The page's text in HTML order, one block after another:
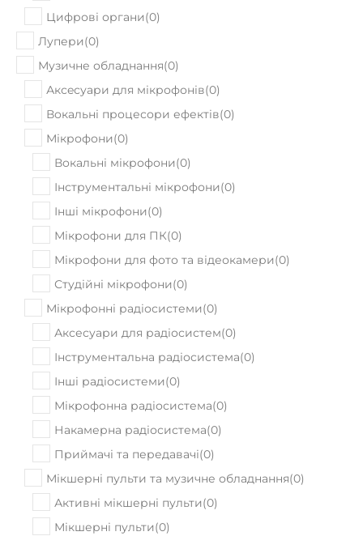
Цифрові органи(0)
Лупери(0)
Музичне обладнання(0)
Аксeсуари для мікрофонів(0)
Вокальні процесори ефектів(0)
Мікрофони(0)
Вокальні мікрофони(0)
Інструментальні мікрофони(0)
Інші мікрофони(0)
Мікрофони для ПК(0)
Мікрофони для фото та відеокамери(0)
Студійні мікрофони(0)
Мікрофонні радіосистеми(0)
Аксесуари для радіосистем(0)
Інструментальна радіосистема(0)
Інші радіосистеми(0)
Мікрофонна радіосистема(0)
Накамерна радіосистема(0)
Приймачі та передавачі(0)
Мікшерні пульти та музичне обладнання(0)
Активні мікшерні пульти(0)
Мікшерні пульти(0)